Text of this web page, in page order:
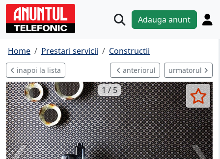
Adauga anunt
Home Prestari servicii Constructii
inapoi la lista anteriorul urmatorul
1 / 5